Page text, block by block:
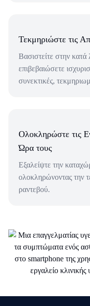
Τεκμηριώστε τις
Βασιστείτε στην
επιβεβαιώσετε
συνεκτικές,
Ολοκληρώστε τις
Ώρα τους
Εξαλείψτε την
ολοκληρώνοντας την
ραντεβού.